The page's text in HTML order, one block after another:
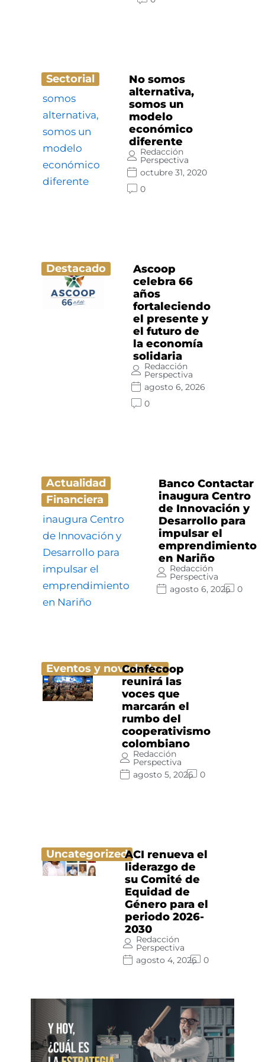
Sectorial
No somos
alternativa,
somos un
modelo
económico
diferente
Redacción
Perspectiva
octubre 31, 2020
0
Destacado
Ascoop
celebra 66
años
fortaleciendo
el presente y
el futuro de
la economía
solidaria
Redacción
Perspectiva
agosto 6, 2026
0
Actualidad
Financiera
Banco Contactar
inaugura Centro
de Innovación y
Desarrollo para
impulsar el
emprendimiento
en Nariño
Redacción
Perspectiva
agosto 6, 2026
0
Eventos y novedades
Confecoop
reunirá las
voces que
marcarán el
rumbo del
cooperativismo
colombiano
Redacción
Perspectiva
agosto 5, 2026
0
UncategorizedACI renueva el
liderazgo de
su Comité de
Equidad de
Género para el
periodo 2026-
2030
Redacción
Perspectiva
agosto 4, 2026
0